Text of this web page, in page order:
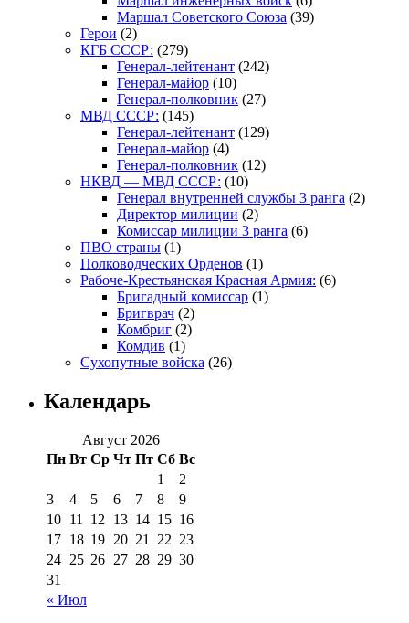
Маршал Советского Союза (39)
Герои (2)
КГБ СССР: (279)
Генерал-лейтенант (242)
Генерал-майор (10)
Генерал-полковник (27)
МВД СССР: (145)
Генерал-лейтенант (129)
Генерал-майор (4)
Генерал-полковник (12)
НКВД — МВД СССР: (10)
Генерал внутренней службы 3 ранга (2)
Директор милиции (2)
Комиссар милиции 3 ранга (6)
ПВО страны (1)
Полководческих Орденов (1)
Рабоче-Крестьянская Красная Армия: (6)
Бригадный комиссар (1)
Бригврач (2)
Комбриг (2)
Комдив (1)
Сухопутные войска (26)
Календарь
Август 2026
Пн Вт Ср Чт Пт Сб Вс
« Июл
1
2
3
4 5 6 7 8
9
10 11 12 13 14 15 16
17 18 19 20 21 22 23
24 25 26 27 28 29 30
31